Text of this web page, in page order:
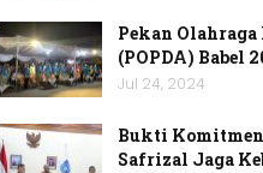
Pekan Olahraga
(POPDA) Babel
Jul 24, 2024
Bukti
Safrizal Jaga